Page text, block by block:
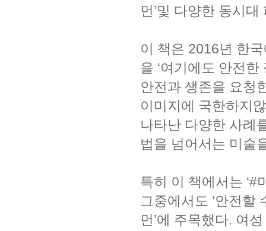
먼’및 다양한 동시
이 책은 2016년 한
을 ‘여기에도 안전
안전과 생존을 요청
이미지에 국한하지
나타난 다양한 사례
법을 넘어서는 미술
특히 이 책에서는 ‘#
그중에서도 ‘안전할
먼’에 주목했다. 여